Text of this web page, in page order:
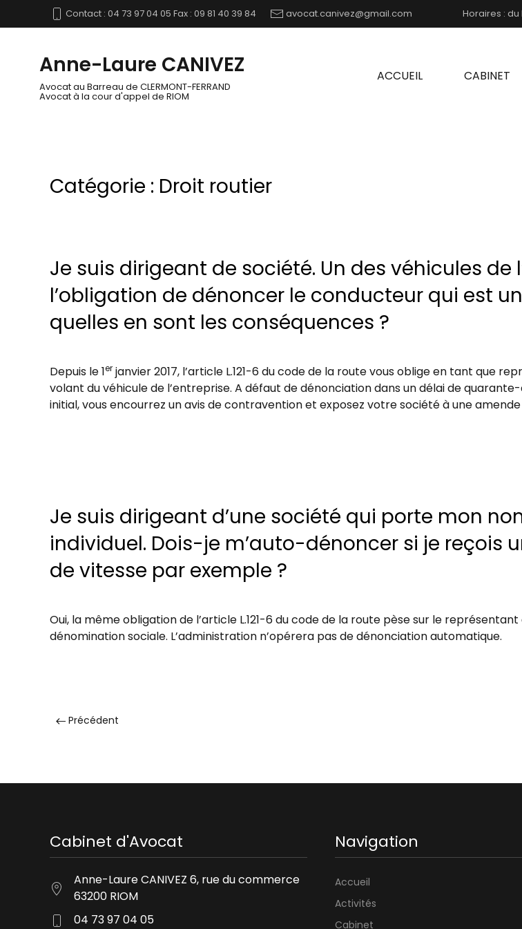
Contact : 04 73 97 04 05 Fax : 09 81 40 39 84 avocat.canivez@gmail.com Horaires : du
Anne-Laure CANIVEZ
Avocat au Barreau de CLERMONT-FERRAND
Avocat à la cour d'appel de RIOM
ACCUEIL CABINET
Catégorie : Droit routier
Je suis dirigeant de société. Un des véhicules
l’obligation de dénoncer le conducteur qui est
quelles en sont les conséquences ?
Depuis le 1er janvier 2017, l’article L.121-6 du code de la route vous oblige en tant que
volant du véhicule de l’entreprise. A défaut de dénonciation dans un délai de
initial, vous encourrez un avis de contravention et exposez votre société à une
Je suis dirigeant d’une société qui porte mon
individuel. Dois-je m’auto-dénoncer si je reçois
de vitesse par exemple ?
Oui, la même obligation de l’article L.121-6 du code de la route pèse sur le
dénomination sociale. L’administration n’opérera pas de dénonciation automatique.
Précédent
Cabinet d'Avocat
Anne-Laure CANIVEZ 6, rue du commerce
63200 RIOM
04 73 97 04 05
Navigation
Accueil
Activités
Cabinet